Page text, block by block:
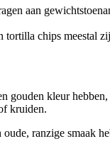
aan
tortilla chips meestal
gouden kleur
kruiden.
ranzige smaak